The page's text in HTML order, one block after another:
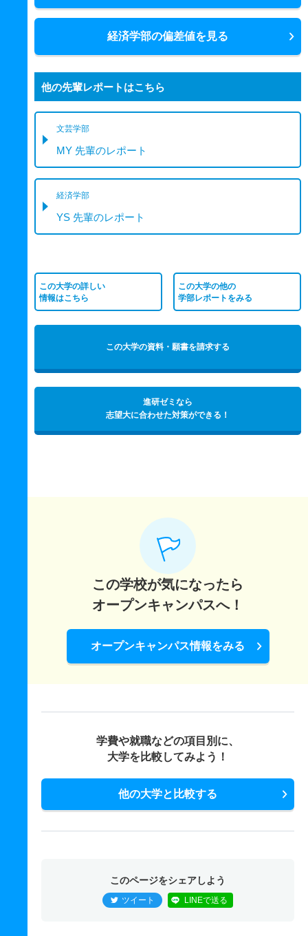
経済学部の偏差値を見る
他の先輩レポートはこちら
文芸学部
MY 先輩のレポート
経済学部
YS 先輩のレポート
この大学の詳しい
情報はこちら
この大学の他の
学部レポートをみる
この大学の資料・願書を請求する
進研ゼミなら
志望大に合わせた対策ができる！
この学校が気になったら
オープンキャンパスへ！
オープンキャンパス情報をみる
学費や就職などの項目別に、
大学を比較してみよう！
他の大学と比較する
このページをシェアしよう
ツイート LINEで送る